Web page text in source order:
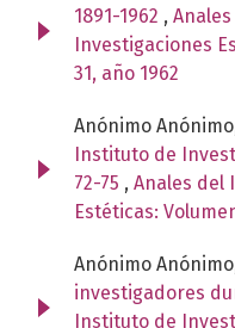
1891-1962 ,
Investigaciones
31, año 1962
Anónimo
Instituto de
72-75 , Anales del
Estéticas:
Anónimo
investigadores
Instituto de